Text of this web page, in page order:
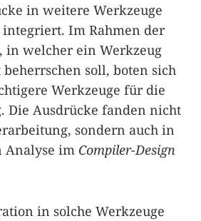
in weitere Werkzeuge
integriert. Im Rahmen der
in welcher ein Werkzeug
soll, boten sich
Werkzeuge für die
Die Ausdrücke fanden nicht
sondern auch in
Analyse im Compiler-Design
in solche Werkzeuge